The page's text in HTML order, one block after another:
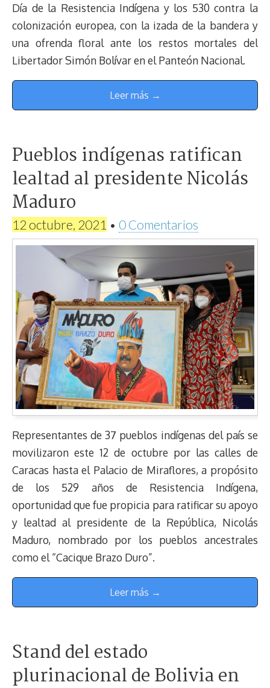
Día de la Resistencia Indígena y los 530 contra la
colonización europea, con la izada de la bandera y
una ofrenda floral ante los restos mortales del
Libertador Simón Bolívar en el Panteón Nacional.
Leer más →
Pueblos indígenas ratifican
lealtad al presidente Nicolás
Maduro
12 octubre, 2021 • 0 Comentarios
Representantes de 37 pueblos indígenas del país se
movilizaron este 12 de octubre por las calles de
Caracas hasta el Palacio de Miraflores, a propósito
de los 529 años de Resistencia Indígena,
oportunidad que fue propicia para ratificar su apoyo
y lealtad al presidente de la República, Nicolás
Maduro, nombrado por los pueblos ancestrales
como el “Cacique Brazo Duro”.
Leer más →
Stand del estado
plurinacional de Bolivia en